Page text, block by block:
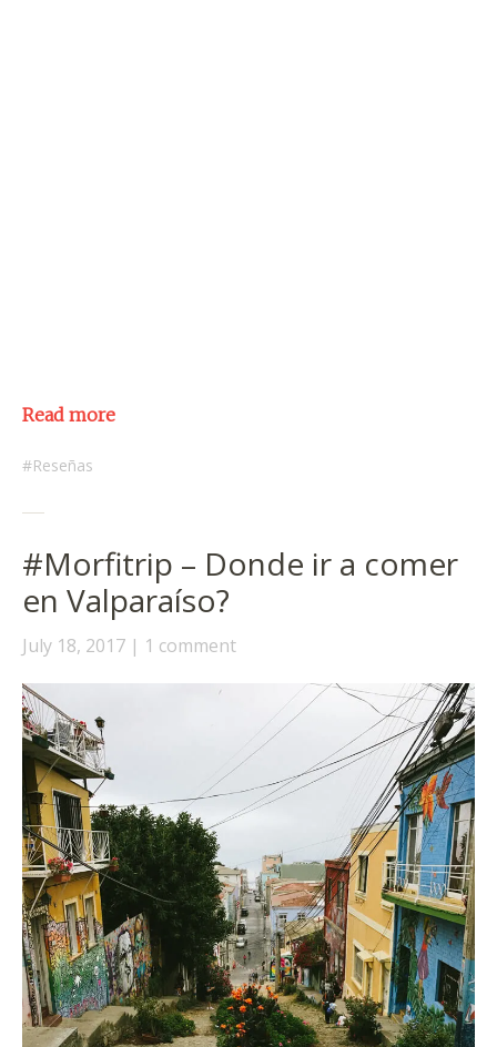
Read more
Reseñas
#Morfitrip – Donde ir a comer
en Valparaíso?
July 18, 2017 1 comment